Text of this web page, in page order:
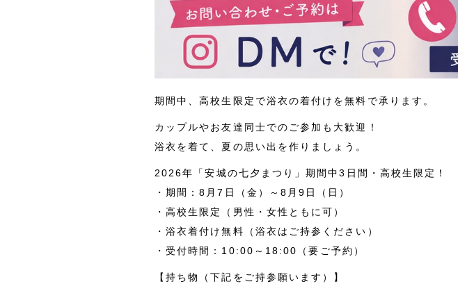
期間中、高校生限定で浴衣の着付けを無料で承ります。
カップルやお友達同士でのご参加も大歓迎！
浴衣を着て、夏の思い出を作りましょう。
2026年「安城の七夕まつり」期間中3日間・高校生限定！
・期間：8月7日（金）～8月9日（日）
・高校生限定（男性・女性ともに可）
・浴衣着付け無料（浴衣はご持参ください）
・受付時間：10:00～18:00（要ご予約）
【持ち物（下記をご持参願います）】